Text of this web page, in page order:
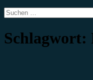
Suchen
nach:
Schlagwort: